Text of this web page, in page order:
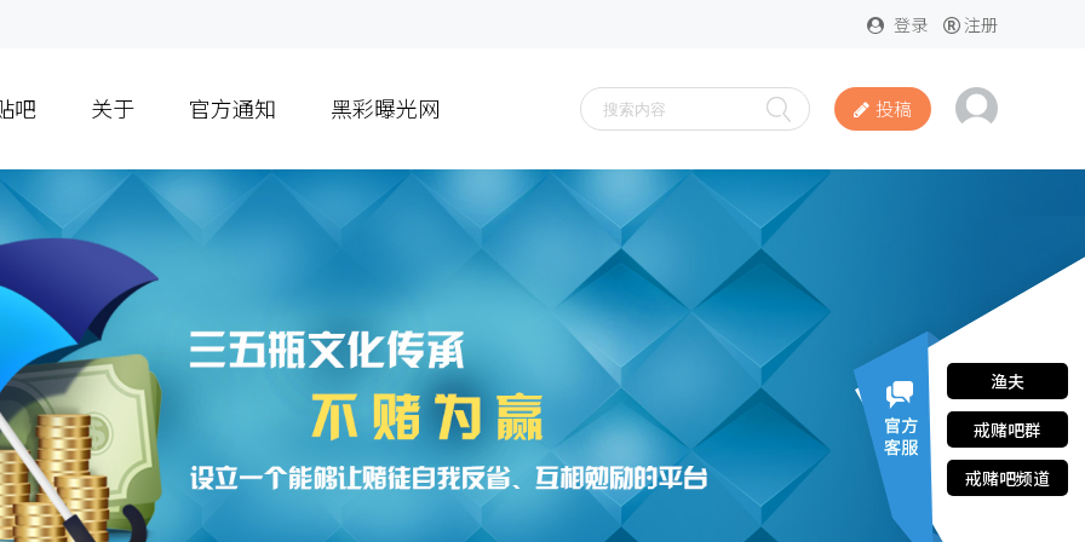
登录 注册
吧 关于 官方通知 黑彩曝光网 投稿
渔夫
戒赌吧群
戒赌吧频道